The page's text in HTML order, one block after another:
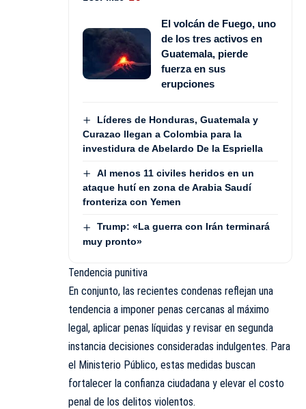
El volcán de Fuego, uno
de los tres activos en
Guatemala, pierde
fuerza en sus
erupciones
Líderes de Honduras, Guatemala y
Curazao llegan a Colombia para la
investidura de Abelardo De la Espriella
Al menos 11 civiles heridos en un
ataque hutí en zona de Arabia Saudí
fronteriza con Yemen
Trump: «La guerra con Irán terminará
muy pronto»
Tendencia punitiva
En conjunto, las recientes condenas reflejan una
tendencia a imponer penas cercanas al máximo
legal, aplicar penas líquidas y revisar en segunda
instancia decisiones consideradas indulgentes. Para
el Ministerio Público, estas medidas buscan
fortalecer la confianza ciudadana y elevar el costo
penal de los delitos violentos.